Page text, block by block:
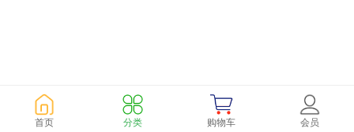
首页 分类 购物车 会员